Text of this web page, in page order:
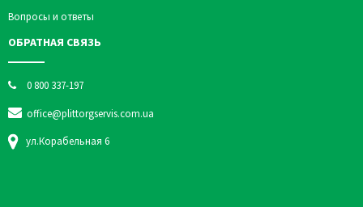
Вопросы и ответы
ОБРАТНАЯ СВЯЗЬ
0 800 337-197
office@plittorgservis.com.ua
ул.Корабельная 6